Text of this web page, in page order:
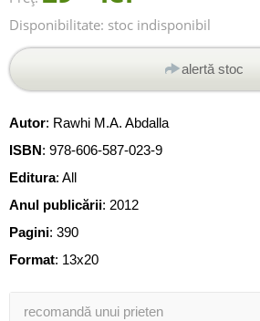
Disponibilitate: stoc indisponibil
alertă stoc
Autor: Rawhi M.A. Abdalla
ISBN: 978-606-587-023-9
Editura: All
Anul publicării: 2012
Pagini: 390
Format: 13x20
recomandă unui prieten